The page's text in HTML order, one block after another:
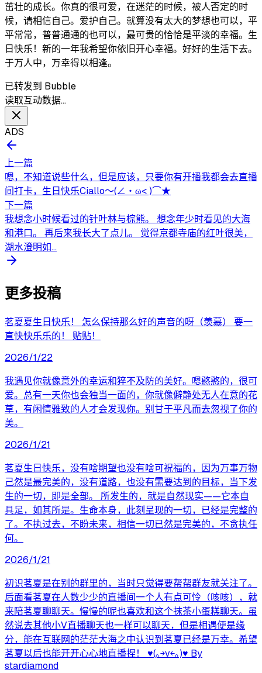
茁壮的成长。你真的很可爱，在迷茫的时候，被人否定的时
候，请相信自己。爱护自己。就算没有太大的梦想也可以，平
平常常，普普通通的也可以，最可贵的恰恰是平淡的幸福。生
日快乐！新的一年我希望你依旧开心幸福。好好的生活下去。
于万人中，万幸得以相逢。
已转发到 Bubble
读取互动数据…
ADS
上一篇
嗯，不知道说些什么，但是应该，只要你有开播我都会去直播
间打卡，生日快乐Ciallo～(∠・ω< )⌒★
下一篇
我想念小时候看过的针叶林与棕熊。 想念年少时看见的大海
和港口。 再后来我长大了点儿。 觉得京都寺庙的红叶很美，
湖水澄明如...
更多投稿
茗夏夏生日快乐！ 怎么保持那么好的声音的呀（羡慕） 要一
直快快乐乐的！ 贴贴！
2026/1/22
我遇见你就像意外的幸运和猝不及防的美好。嗯憨憨的，很可
爱。总有一天你也会独当一面的，你就像僻静处无人在意的花
草，有闲情雅致的人才会发现你。别甘于平凡而去忽视了你的
美。
2026/1/21
茗夏生日快乐，没有啥期望也没有啥可祝福的，因为万事万物
己然是最完美的，没有道路，也没有需要达到的目标，当下发
生的一切，即是全部。 所发生的，就是自然现实——它本自
具足，如其所是。生命本身，此刻呈现的一切，已经是完整的
了。不执过去，不盼未来，相信一切已然是完美的，不贪执任
何。
2026/1/21
初识茗夏是在别的群里的，当时只觉得要帮帮群友就关注了。
后面看茗夏在人数少少的直播间一个人有点可怜（咳咳），就
来陪茗夏聊聊天。慢慢的呢也喜欢和这个抹茶小蛋糕聊天。虽
然说去其他小V直播聊天也一样可以聊天，但是相遇便是缘
分，能在互联网的茫茫大海之中认识到茗夏已经是万幸。希望
茗夏以后也能开开心心地直播捏！ ♥(｡￫v￩｡)♥ By
stardiamond